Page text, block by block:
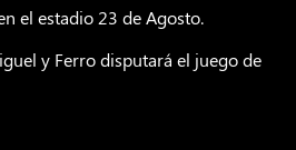
el estadio 23 de Agosto.
y Ferro disputará el juego de